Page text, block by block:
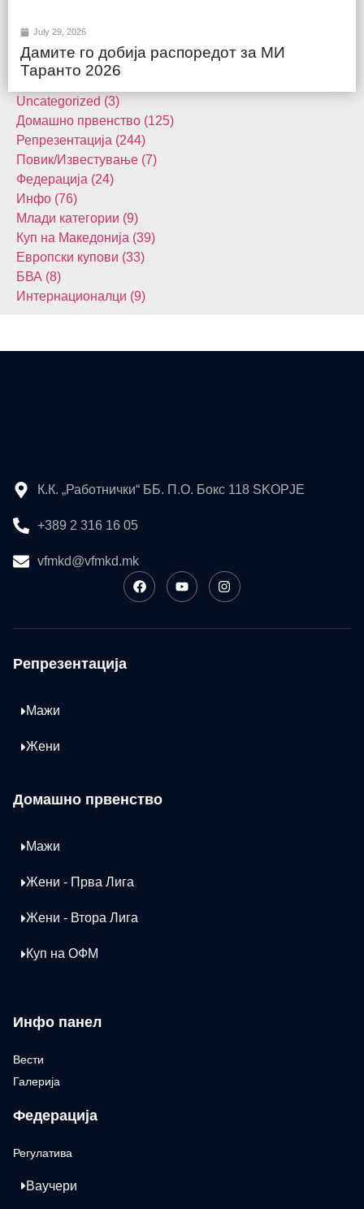
July 29, 2026
Дамите го добија распоредот за МИ
Таранто 2026
Uncategorized (3)
Домашнo првенство (125)
Репрезентација (244)
Повик/Известување (7)
Федерација (24)
Инфо (76)
Млади категории (9)
Куп на Македонија (39)
Европски купови (33)
БВА (8)
Интернационалци (9)
К.К. „Работнички“ ББ. П.О. Бокс 118 SKOPJE
+389 2 316 16 05
vfmkd@vfmkd.mk
Репрезентација
Мажи
Жени
Домашно првенство
Мажи
Жени - Прва Лига
Жени - Втора Лига
Куп на ОФМ
Инфо панел
Вести
Галерија
Федерација
Регулатива
Ваучери